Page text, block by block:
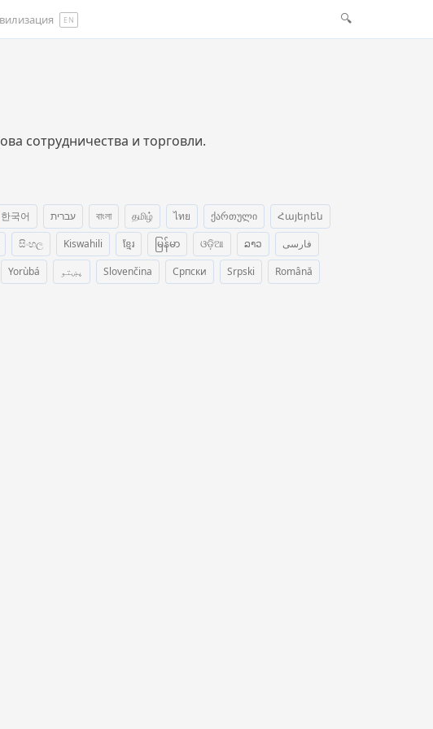
EN 🔍
сотрудничества и торговли.
한국어 עברית বাংলা தமிழ் ไทย ქართული
Հայերեն
සිංහල Kiswahili ខ្មែរ မြန်မာ ଓଡ଼ିଆ ລາວ
فارسی
Yorùbá پښتو Slovenčina Српски Srpski
Română